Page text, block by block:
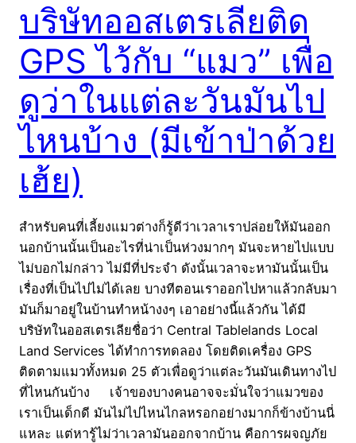
บริษัทออสเตรเลียติด
GPS ไว้กับ “แมว” เพื่อ
ดูว่าในแต่ละวันมันไป
ไหนบ้าง (มีเข้าป่าด้วย
เฮ้ย)
สำหรับคนที่เลี้ยงแมวต่างก็รู้ดีว่าเวลาเราปล่อยให้มันออก
นอกบ้านนั้นเป็นอะไรที่น่าเป็นห่วงมากๆ มันจะหายไปแบบ
ไม่บอกไม่กล่าว ไม่มีที่ประจำ ดังนั้นเวลาจะหามันนั้นเป็น
เรื่องที่เป็นไปไม่ได้เลย บางทีตอนเราออกไปหาแล้วกลับมา
มันก็มาอยู่ในบ้านทำหน้างงๆ เอาอย่างนี้แล้วกัน ได้มี
บริษัทในออสเตรเลียชื่อว่า Central Tablelands Local
Land Services ได้ทำการทดลอง โดยติดเครื่อง GPS
ติดตามแมวทั้งหมด 25 ตัวเพื่อดูว่าแต่ละวันมันเดินทางไป
ที่ไหนกันบ้าง เจ้าของบางคนอาจจะมั่นใจว่าแมวของ
เราเป็นเด็กดี มันไม่ไปไหนไกลหรอกอย่างมากก็ข้างบ้านนี่
แหละ แต่หารู้ไม่ว่าเวลามันออกจากบ้าน คือการผจญภัย